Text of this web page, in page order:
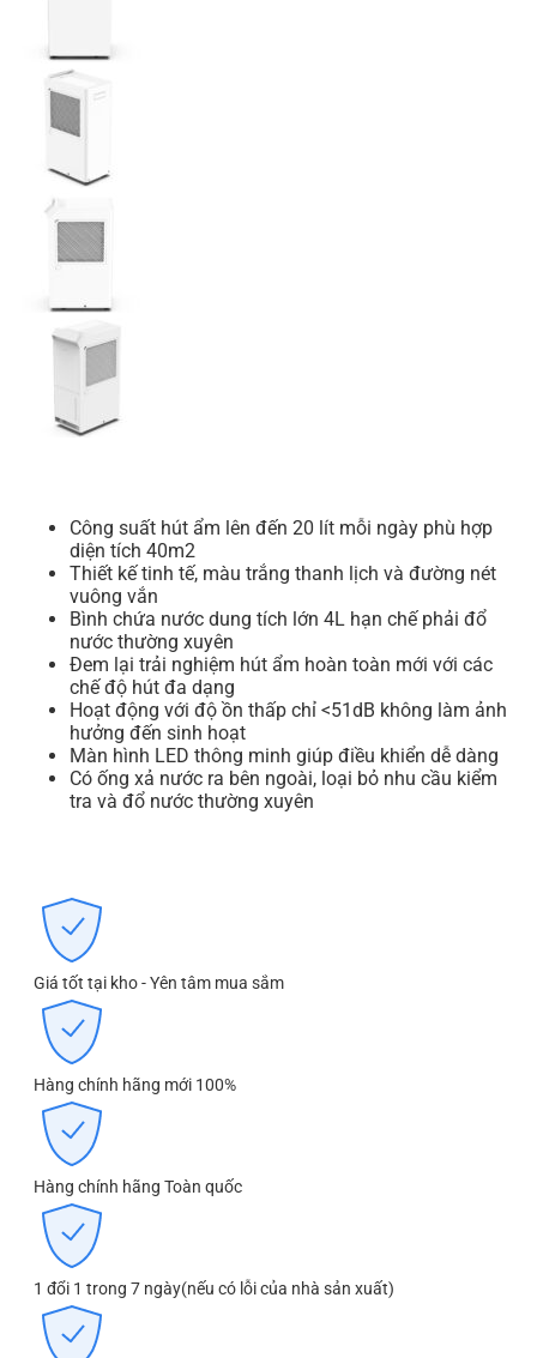
Công suất hút ẩm lên đến 20 lít mỗi ngày phù hợp
diện tích 40m2
Thiết kế tinh tế, màu trắng thanh lịch và đường nét
vuông vắn
Bình chứa nước dung tích lớn 4L hạn chế phải đổ
nước thường xuyên
Đem lại trải nghiệm hút ẩm hoàn toàn mới với các
chế độ hút đa dạng
Hoạt động với độ ồn thấp chỉ <51dB không làm ảnh
hưởng đến sinh hoạt
Màn hình LED thông minh giúp điều khiển dễ dàng
Có ống xả nước ra bên ngoài, loại bỏ nhu cầu kiểm
tra và đổ nước thường xuyên
Giá tốt tại kho - Yên tâm mua sắm
Hàng chính hãng mới 100%
Hàng chính hãng Toàn quốc
1 đổi 1 trong 7 ngày(nếu có lỗi của nhà sản xuất)